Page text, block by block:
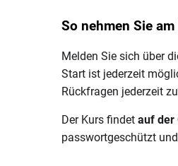
So nehmen Sie am
Melden Sie sich über
Start ist jederzeit
Rückfragen jederzeit
Der Kurs findet auf der
passwortgeschützt